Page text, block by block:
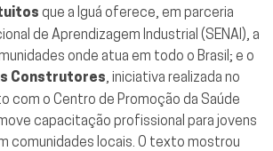
que a Iguá oferece, em parceria
de Aprendizagem Industrial (SENAI), a
onde atua em todo o Brasil; e o
Construtores , iniciativa realizada no
com o Centro de Promoção da Saúde
capacitação profissional para jovens
comunidades locais. O texto mostrou